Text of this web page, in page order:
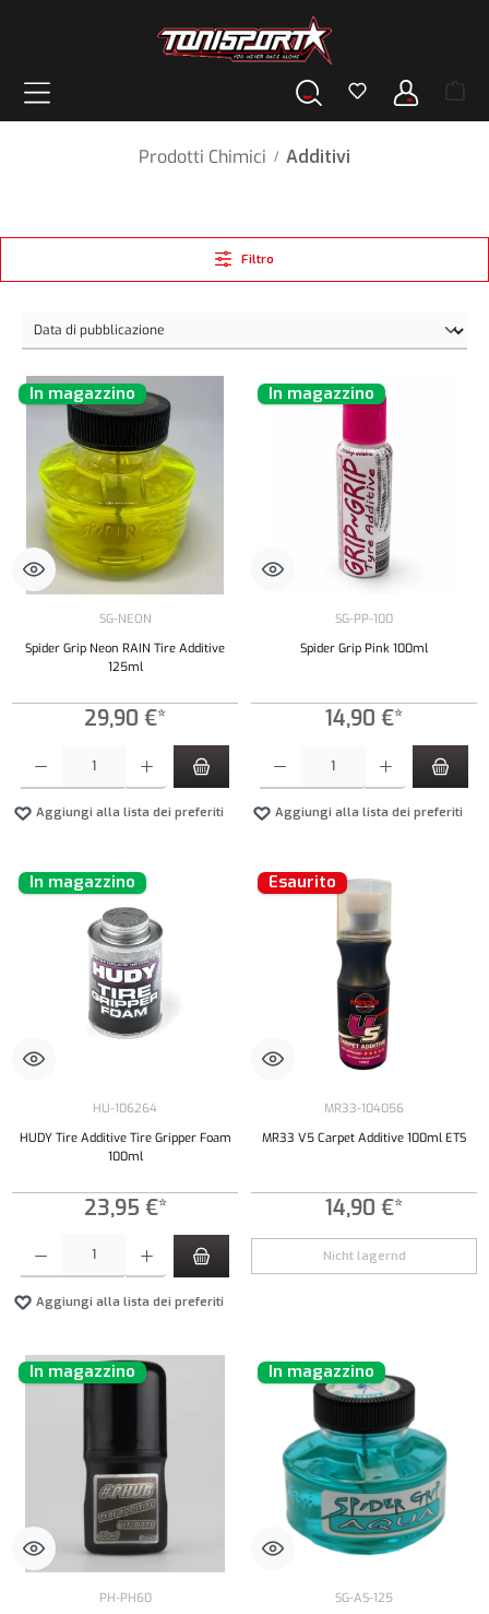
Prodotti Chimici / Additivi
Filtro
In magazzino
SG-NEON
Spider Grip Neon RAIN Tire Additive
125ml
29,90 €*
Aggiungi alla lista dei preferiti
In magazzino
SG-PP-100
Spider Grip Pink 100ml
14,90 €*
Aggiungi alla lista dei preferiti
In magazzino
HU-106264
HUDY Tire Additive Tire Gripper Foam
100ml
23,95 €*
Quantità del prodotto: inserisci la quantità desiderata o usa i pulsanti per aumentare o
Aggiungi alla lista dei preferiti
Esaurito
MR33-104056
MR33 V5 Carpet Additive 100ml ETS
14,90 €*
Nicht lagernd
In magazzino
PH-PH60
In magazzino
SG-AS-125